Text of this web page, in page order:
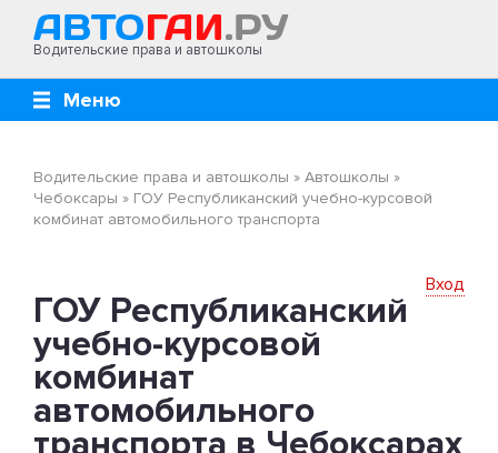
Водительские права и автошколы
Меню
Водительские права и автошколы » Автошколы »
Чебоксары » ГОУ Республиканский учебно-курсовой
комбинат автомобильного транспорта
Вход
ГОУ Республиканский
учебно-курсовой
комбинат
автомобильного